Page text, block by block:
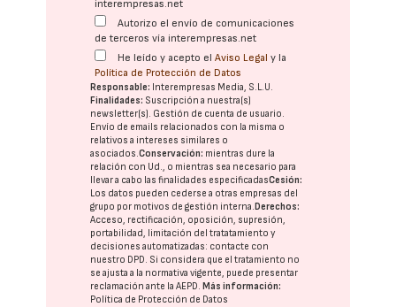
interempresas.net
Autorizo el envío de comunicaciones
de terceros vía interempresas.net
He leído y acepto elAviso Legal y la
Política de Protección de Datos
Responsable: Interempresas Media, S.L.U.
Finalidades: Suscripción a nuestra(s)
newsletter(s). Gestión de cuenta de usuario.
Envío de emails relacionados con la misma o
relativos a intereses similares o
asociados.Conservación: mientras dure la
relación con Ud., o mientras sea necesario para
llevar a cabo las finalidades especificadasCesión:
Los datos pueden cederse a otras empresas del
grupo por motivos de gestión interna. Derechos:
Acceso, rectificación, oposición, supresión,
portabilidad, limitación del tratatamiento y
decisiones automatizadas: contacte con
nuestro DPD. Si considera que el tratamiento no
se ajusta a la normativa vigente, puede presentar
reclamación ante laAEPD. Más información:
Política de Protección de Datos